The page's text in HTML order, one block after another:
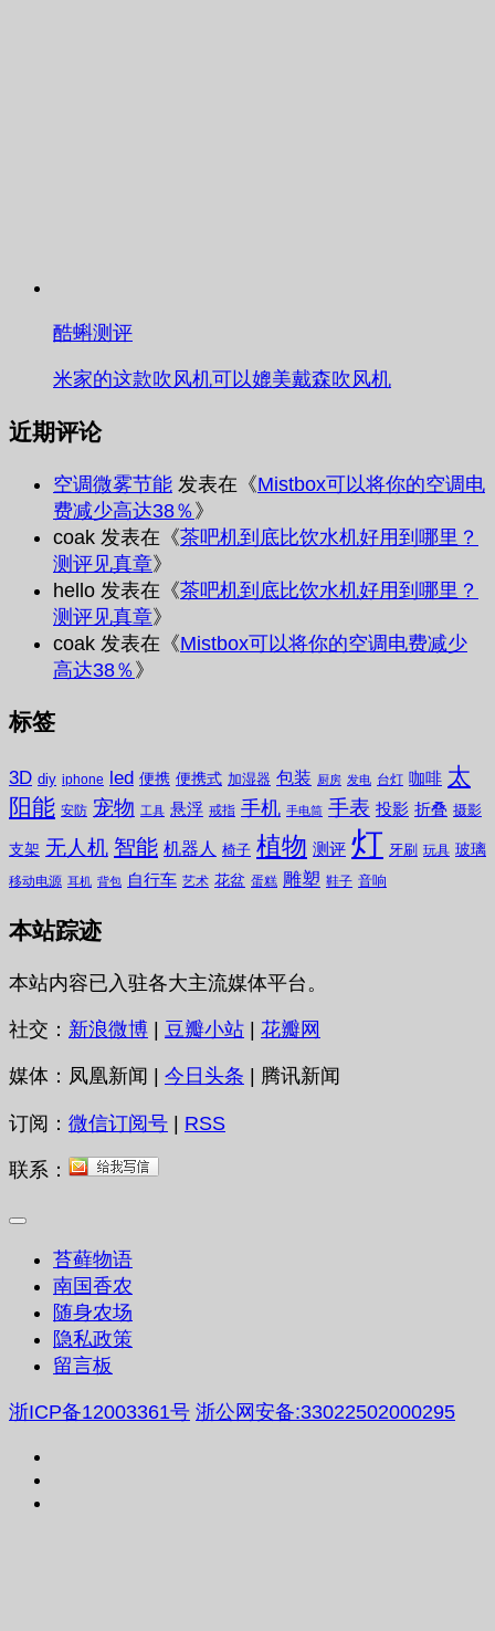
酷蝌测评
米家的这款吹风机可以媲美戴森吹风机
近期评论
空调微雾节能 发表在《Mistbox可以将你的空调电
费减少高达38％》
coak 发表在《茶吧机到底比饮水机好用到哪里？
测评见真章》
hello 发表在《茶吧机到底比饮水机好用到哪里？
测评见真章》
coak 发表在《Mistbox可以将你的空调电费减少
高达38％》
标签
3D diy iphone led 便携 便携式 加湿器 包装 厨房 发电 台灯 咖啡 太
阳能 安防 宠物 工具 悬浮 戒指 手机 手电筒 手表 投影 折叠 摄影
支架 无人机 智能 机器人 椅子 植物 测评 灯 牙刷 玩具 玻璃
移动电源 耳机 背包 自行车 艺术 花盆 蛋糕 雕塑 鞋子 音响
本站踪迹
本站内容已入驻各大主流媒体平台。
社交： 新浪微博 豆瓣小站 花瓣网
媒体：凤凰新闻 | 今日头条 | 腾讯新闻
订阅： 微信订阅号 | RSS
联系：
苔藓物语
南国香农
随身农场
隐私政策
留言板
浙ICP备12003361号 浙公网安备:33022502000295